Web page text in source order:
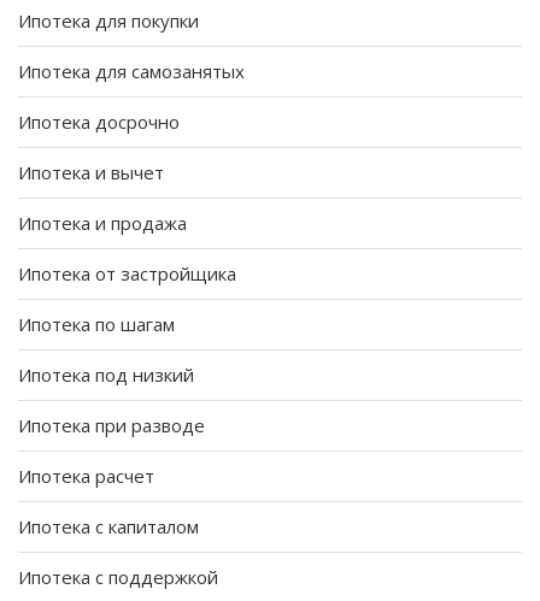
Ипотека для покупки
Ипотека для самозанятых
Ипотека досрочно
Ипотека и вычет
Ипотека и продажа
Ипотека от застройщика
Ипотека по шагам
Ипотека под низкий
Ипотека при разводе
Ипотека расчет
Ипотека с капиталом
Ипотека с поддержкой